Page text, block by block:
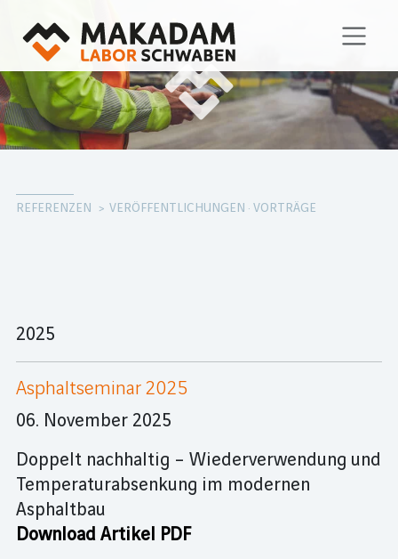
REFERENZEN VERÖFFENTLICHUNGEN · VORTRÄGE
2025
Asphaltseminar 2025
06. November 2025
Doppelt nachhaltig – Wiederverwendung und
Temperaturabsenkung im modernen
Asphaltbau
Download Artikel PDF